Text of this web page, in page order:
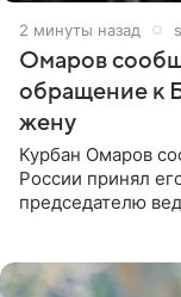
2 минуты назад
Омаров
обращение к
жену
Курбан Омаров
России принял
председателю